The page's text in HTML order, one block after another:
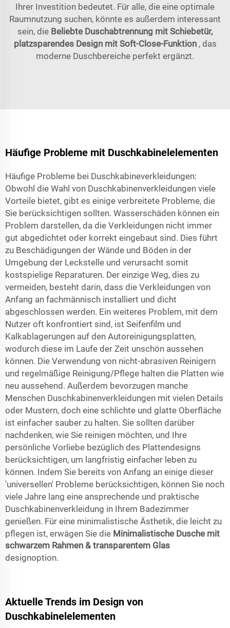
Ihrer Investition bedeutet. Für alle, die eine optimale
Raumnutzung suchen, könnte es außerdem interessant
sein, die Beliebte Duschabtrennung mit Schiebetür,
platzsparendes Design mit Soft-Close-Funktion , das
moderne Duschbereiche perfekt ergänzt.
Häufige Probleme mit Duschkabinelelementen
Häufige Probleme bei Duschkabineverkleidungen:
Obwohl die Wahl von Duschkabinenverkleidungen viele
Vorteile bietet, gibt es einige verbreitete Probleme, die
Sie berücksichtigen sollten. Wasserschäden können ein
Problem darstellen, da die Verkleidungen nicht immer
gut abgedichtet oder korrekt eingebaut sind. Dies führt
zu Beschädigungen der Wände und Böden in der
Umgebung der Leckstelle und verursacht somit
kostspielige Reparaturen. Der einzige Weg, dies zu
vermeiden, besteht darin, dass die Verkleidungen von
Anfang an fachmännisch installiert und dicht
abgeschlossen werden. Ein weiteres Problem, mit dem
Nutzer oft konfrontiert sind, ist Seifenfilm und
Kalkablagerungen auf den Autoreinigungsplatten,
wodurch diese im Laufe der Zeit unschön aussehen
können. Die Verwendung von nicht-abrasiven Reinigern
und regelmäßige Reinigung/Pflege halten die Platten wie
neu aussehend. Außerdem bevorzugen manche
Menschen Duschkabinenverkleidungen mit vielen Details
oder Mustern, doch eine schlichte und glatte Oberfläche
ist einfacher sauber zu halten. Sie sollten darüber
nachdenken, wie Sie reinigen möchten, und Ihre
persönliche Vorliebe bezüglich des Plattendesigns
berücksichtigen, um langfristig einfacher leben zu
können. Indem Sie bereits von Anfang an einige dieser
'universellen' Probleme berücksichtigen, können Sie noch
viele Jahre lang eine ansprechende und praktische
Duschkabinenverkleidung in Ihrem Badezimmer
genießen. Für eine minimalistische Ästhetik, die leicht zu
pflegen ist, erwägen Sie die Minimalistische Dusche mit
schwarzem Rahmen & transparentem Glas
designoption.
Aktuelle Trends im Design von
Duschkabinelelementen